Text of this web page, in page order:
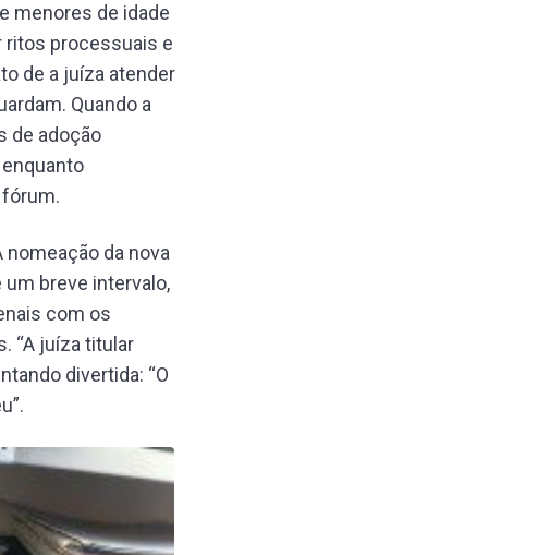
menores de idade
ritos processuais e
de a juíza atender
Quando a
de adoção
nomeação da nova
breve intervalo,
com os
“A juíza titular
divertida: “O